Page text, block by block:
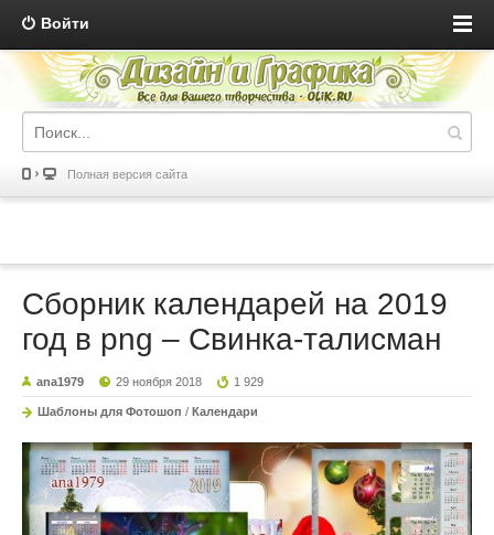
Войти
Полная версия сайта
Сборник календарей на 2019
год в png – Свинка-талисман
ana1979 29 ноября 2018 1 929
Шаблоны для Фотошоп / Календари